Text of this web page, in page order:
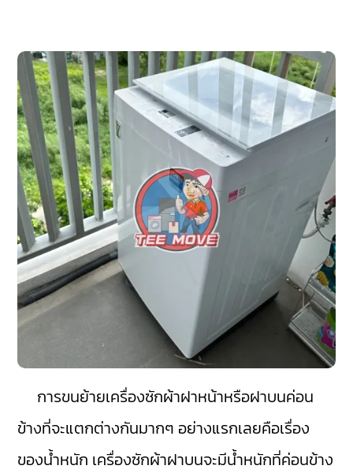
การขนย้ายเครื่องซักผ้าฝาหน้าหรือฝาบนค่อน
ข้างที่จะแตกต่างกันมากๆ อย่างแรกเลยคือเรื่อง
ของน้ำหนัก เครื่องซักผ้าฝาบนจะมีน้ำหนักที่ค่อนข้าง